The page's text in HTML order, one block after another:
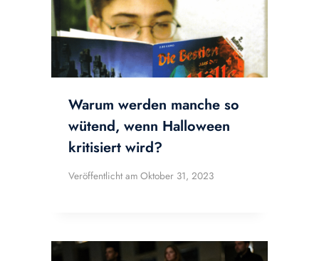
Warum werden manche so
wütend, wenn Halloween
kritisiert wird?
Veröffentlicht am Oktober 31, 2023